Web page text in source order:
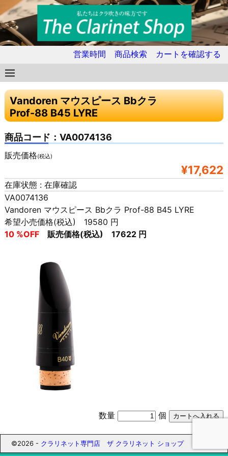
営業時間 商品検索 カートを確認する
Vandoren マウスピース Bbクラ
Prof-88 B45 LYRE
商品コード：VA0074136
販売価格(税込)
¥17,622
在庫状態 : 在庫確認
VA0074136
Vandoren マウスピース Bbクラ Prof-88 B45 LYRE
希望小売価格(税込) 19580 円
10 %OFF販売価格(税込) 17622 円
数量 個
©2026 - クラリネット専門店 ザ クラリネット ショップ